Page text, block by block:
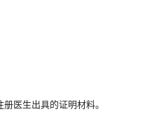
医生出具的证明材料。